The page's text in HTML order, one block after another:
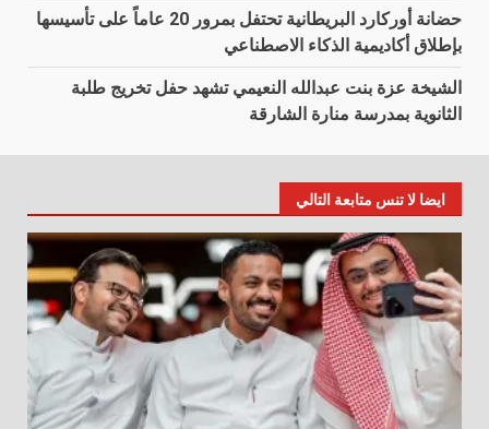
حضانة أوركارد البريطانية تحتفل بمرور 20 عاماً على تأسيسها
بإطلاق أكاديمية الذكاء الاصطناعي
الشيخة عزة بنت عبدالله النعيمي تشهد حفل تخريج طلبة
الثانوية بمدرسة منارة الشارقة
ايضا لا تنس متابعة التالي